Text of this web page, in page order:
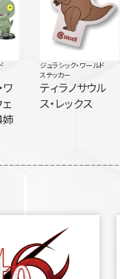
ワ
姉
ジュラシック・ワールド
ステッカー
ティラノサウル
ス・レックス